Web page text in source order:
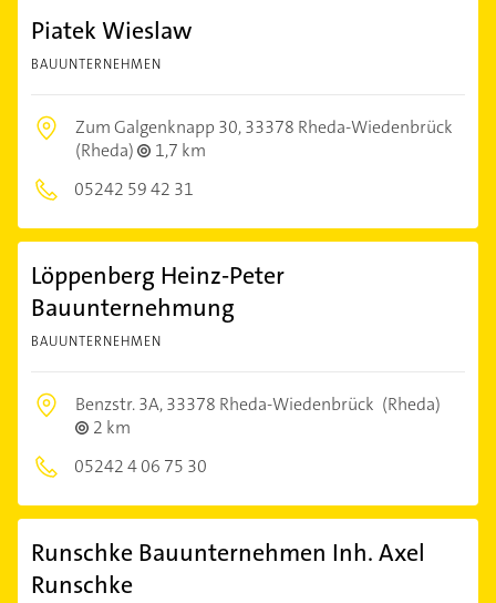
Piatek Wieslaw
BAUUNTERNEHMEN
Zum Galgenknapp 30,33378 Rheda-Wiedenbrück
(Rheda)
1,7 km
05242 59 42 31
Löppenberg Heinz-Peter
Bauunternehmung
BAUUNTERNEHMEN
Benzstr. 3A,33378 Rheda-Wiedenbrück (Rheda)
2 km
05242 4 06 75 30
Runschke Bauunternehmen Inh. Axel
Runschke